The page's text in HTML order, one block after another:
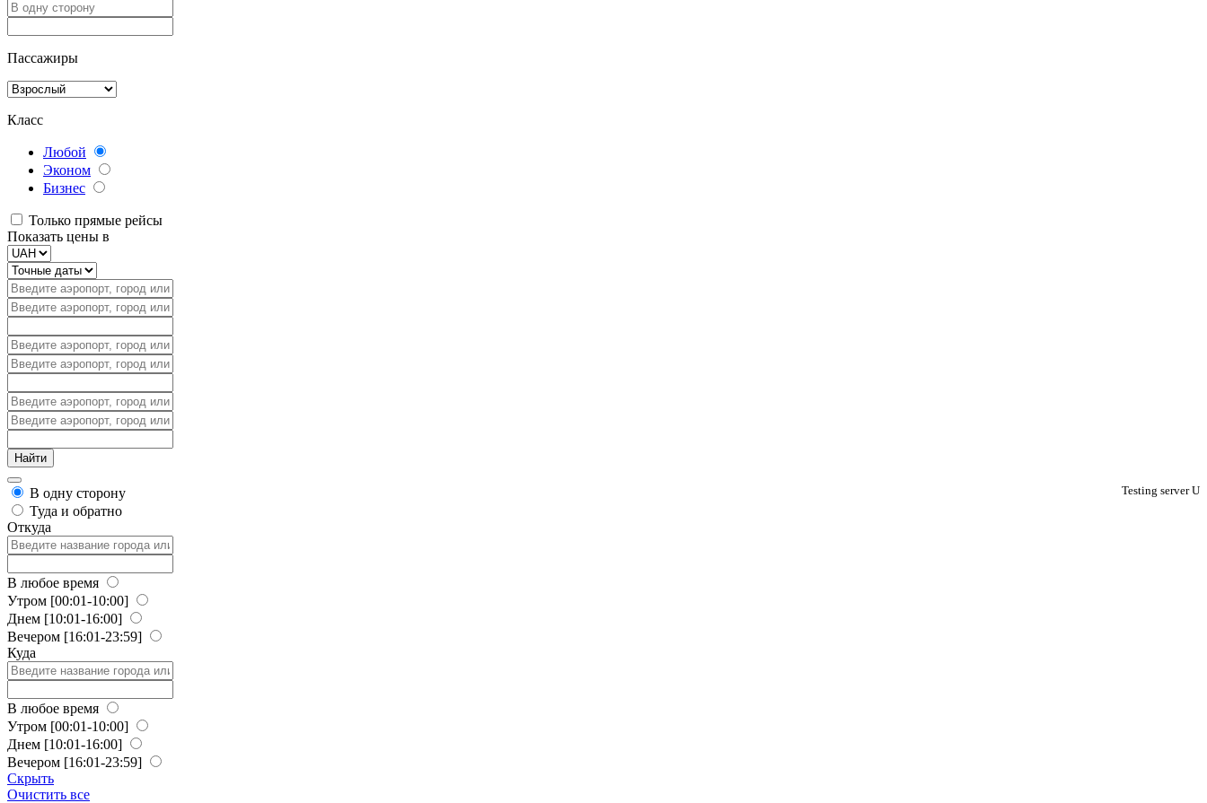
Пассажиры
Класс
Любой
Эконом
Бизнес
Только прямые рейсы
Показать цены в
Testing server U
В одну сторону
Туда и обратно
Откуда
В любое время
Утром [00:01-10:00]
Днем [10:01-16:00]
Вечером [16:01-23:59]
Куда
В любое время
Утром [00:01-10:00]
Днем [10:01-16:00]
Вечером [16:01-23:59]
Скрыть
Очистить все